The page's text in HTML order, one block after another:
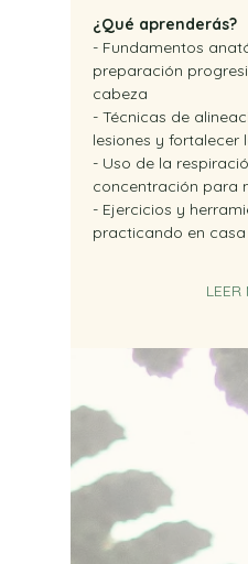
¿Qué aprenderás?
- Fundamentos
preparación
cabeza
- Técnicas de
lesiones y fortalecer
- Uso de la
concentración para
- Ejercicios y
practicando en casa
LEER